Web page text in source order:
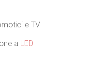
e TV
a LED